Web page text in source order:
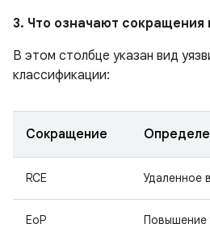
3. Что означают сокращения
В этом столбце указан вид
классификации:
Сокращение
RCE Удаленное
EoP Повышение